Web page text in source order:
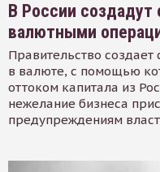
В России создадут
валютными
Правительство
в валюте, с помощью
оттоком капитала из
нежелание бизнеса
предупреждениям